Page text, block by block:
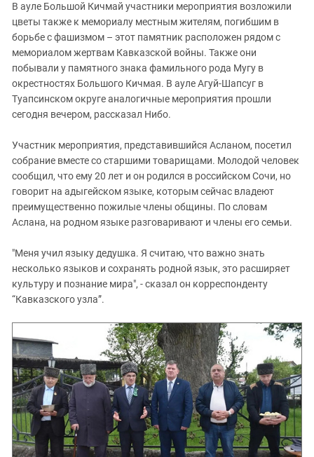
В ауле Большой Кичмай участники мероприятия возложили
цветы также к мемориалу местным жителям, погибшим в
борьбе с фашизмом – этот памятник расположен рядом с
мемориалом жертвам Кавказской войны. Также они
побывали у памятного знака фамильного рода Мугу в
окрестностях Большого Кичмая. В ауле Агуй-Шапсуг в
Туапсинском округе аналогичные мероприятия прошли
сегодня вечером, рассказал Нибо.
Участник мероприятия, представившийся Асланом, посетил
собрание вместе со старшими товарищами. Молодой человек
сообщил, что ему 20 лет и он родился в российском Сочи, но
говорит на адыгейском языке, которым сейчас владеют
преимущественно пожилые члены общины. По словам
Аслана, на родном языке разговаривают и члены его семьи.
"Меня учил языку дедушка. Я считаю, что важно знать
несколько языков и сохранять родной язык, это расширяет
культуру и познание мира", - сказал он корреспонденту
“Кавказского узла”.